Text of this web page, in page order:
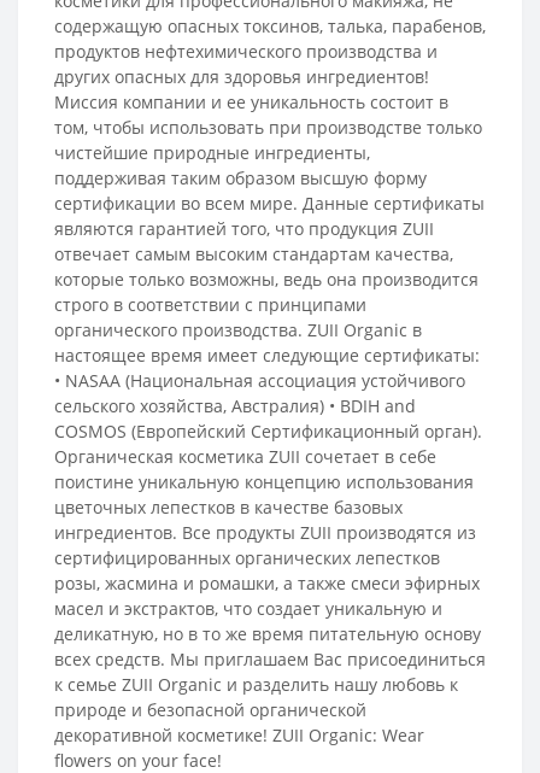
содержащую опасных токсинов, талька, парабенов,
продуктов нефтехимического производства и
других опасных для здоровья ингредиентов!
Миссия компании и ее уникальность состоит в
том, чтобы использовать при производстве только
чистейшие природные ингредиенты,
поддерживая таким образом высшую форму
сертификации во всем мире. Данные сертификаты
являются гарантией того, что продукция ZUII
отвечает самым высоким стандартам качества,
которые только возможны, ведь она производится
строго в соответствии с принципами
органического производства. ZUII Organic в
настоящее время имеет следующие сертификаты:
• NASAA (Национальная ассоциация устойчивого
сельского хозяйства, Австралия) • BDIH and
COSMOS (Европейский Сертификационный орган).
Органическая косметика ZUII сочетает в себе
поистине уникальную концепцию использования
цветочных лепестков в качестве базовых
ингредиентов. Все продукты ZUII производятся из
сертифицированных органических лепестков
розы, жасмина и ромашки, а также смеси эфирных
масел и экстрактов, что создает уникальную и
деликатную, но в то же время питательную основу
всех средств. Мы приглашаем Вас присоединиться
к семье ZUII Organic и разделить нашу любовь к
природе и безопасной органической
декоративной косметике! ZUII Organic: Wear
flowers on your face!